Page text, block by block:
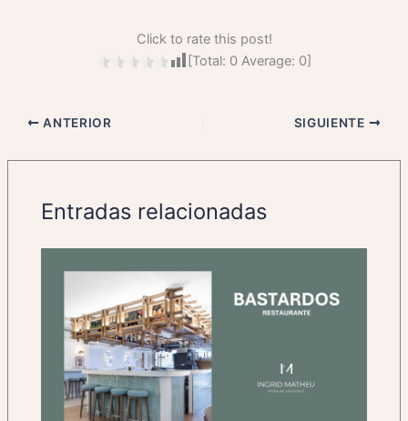
Click to rate this post!
[Total: 0 Average: 0]
ANTERIOR SIGUIENTE
Entradas relacionadas